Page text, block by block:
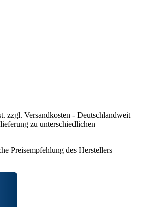
zzgl. Versandkosten - Deutschlandweit
zu unterschiedlichen
Preisempfehlung des Herstellers